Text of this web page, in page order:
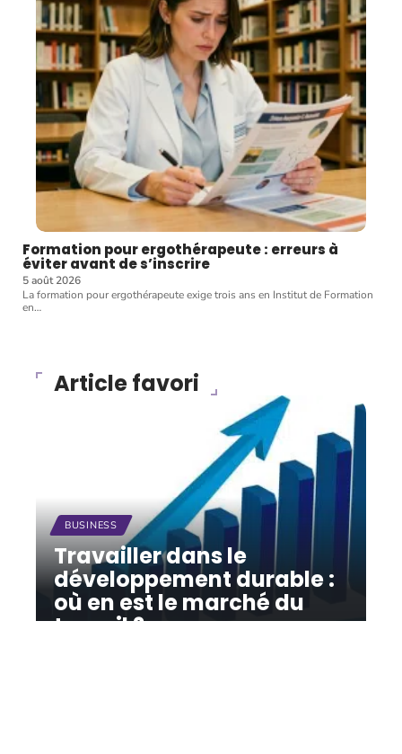
Formation pour ergothérapeute : erreurs à
éviter avant de s’inscrire
5 août 2026
La formation pour ergothérapeute exige trois ans en Institut de Formation
en…
Article favori
BUSINESS
Travailler dans le
développement durable :
où en est le marché du
travail ?